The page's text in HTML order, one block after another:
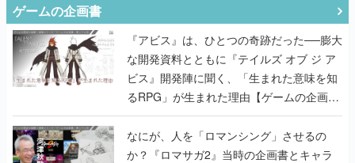
ゲームの企画書
『アビス』は、ひとつの奇跡だった──膨大
な開発資料とともに『テイルズ オブ ジ ア
ビス』開発陣に聞く、「生まれた意味を知
るRPG」が生まれた理由【ゲームの企画
書】
なにが、人を「ロマンシング」させるの
か？『ロマサガ2』当時の企画書とキャラ